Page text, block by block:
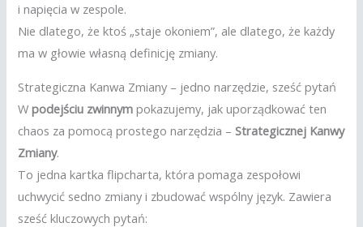
i napięcia w zespole.
Nie dlatego, że ktoś „staje okoniem”, ale dlatego, że każdy
ma w głowie własną definicję zmiany.
Strategiczna Kanwa Zmiany – jedno narzędzie, sześć pytań
Wpodejściu zwinnym pokazujemy, jak uporządkować ten
chaos za pomocą prostego narzędzia –Strategicznej Kanwy
Zmiany.
To jedna kartka flipcharta, która pomaga zespołowi
uchwycić sedno zmiany i zbudować wspólny język. Zawiera
sześć kluczowych pytań: